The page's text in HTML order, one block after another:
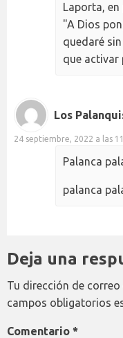
Laporta, en
"A Dios
quedaré
que activar
Los
24 septiembre, 2022 a las
Palanca
palanca
Deja una
Tu dirección de
campos obligatorios
Comentario *